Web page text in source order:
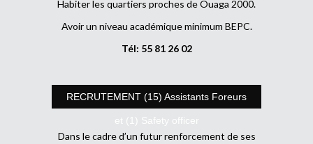
Habiter les quartiers proches de Ouaga 2000.
Avoir un niveau académique minimum BEPC.
Tél: 55 81 26 02
RECRUTEMENT (15) Assistants Foreurs
et (1) Safety officer
Dans le cadre d’un futur renforcement de ses